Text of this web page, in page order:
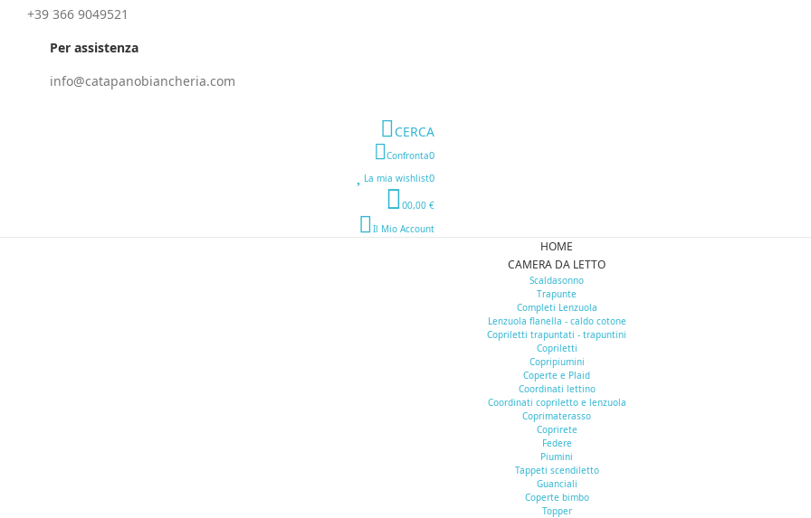
+39 366 9049521
Per assistenza
info@catapanobiancheria.com
CERCA
Confronta0
La mia wishlist0
00,00 €
Il Mio Account
HOME
CAMERA DA LETTO
Scaldasonno
Trapunte
Completi Lenzuola
Lenzuola flanella - caldo cotone
Copriletti trapuntati - trapuntini
Copriletti
Copripiumini
Coperte e Plaid
Coordinati lettino
Coordinati copriletto e lenzuola
Coprimaterasso
Coprirete
Federe
Piumini
Tappeti scendiletto
Guanciali
Coperte bimbo
Topper